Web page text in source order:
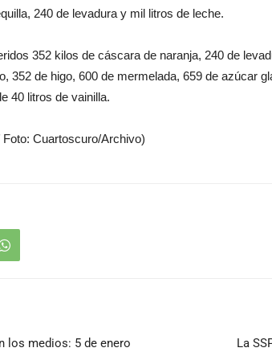
240 de levadura y mil litros de leche.
352 kilos de cáscara de naranja, 240 de
352 de higo, 600 de mermelada, 659 de azúcar
40 litros de vainilla.
Cuartoscuro/Archivo)
los medios: 5 de enero
La